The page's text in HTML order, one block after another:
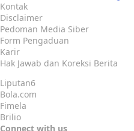
Kontak
Disclaimer
Pedoman Media Siber
Form Pengaduan
Karir
Hak Jawab dan Koreksi Berita
Liputan6
Bola.com
Fimela
Brilio
Connect with us